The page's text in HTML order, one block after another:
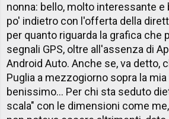
nonna: bello, molto interessante e
po' indietro con l'offerta della
per quanto riguarda la grafica che
segnali GPS, oltre all'assenza di
Android Auto. Anche se, va detto,
Puglia a mezzogiorno sopra la
benissimo... Per chi sta seduto
scala" con le dimensioni come